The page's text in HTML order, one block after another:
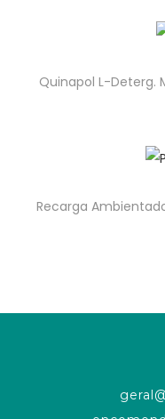
Quinapol L-Deterg.
Recarga